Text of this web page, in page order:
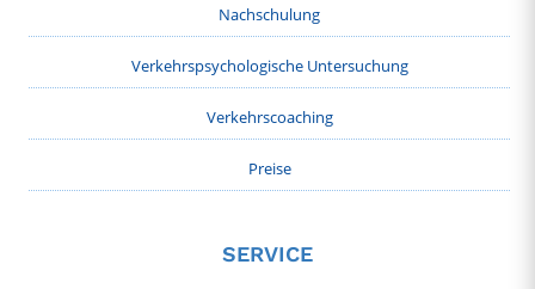
Nachschulung
Verkehrspsychologische Untersuchung
Verkehrscoaching
Preise
SERVICE